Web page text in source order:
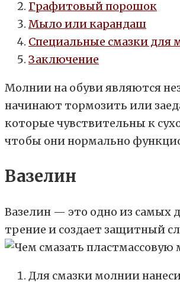
Графитовый порошок
Мыло или карандаш
Специальные смазки для
Заключение
Молнии на обуви являются
начинают тормозить или
которые чувствительны к
чтобы они нормально
Вазелин
Вазелин — это одно из самых
трение и создает защитный
Для смазки молнии